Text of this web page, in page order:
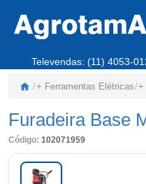
Televendas: (11) 4053-
/+ Ferramentas Elétricas/+
Furadeira Base
Código: 102071959